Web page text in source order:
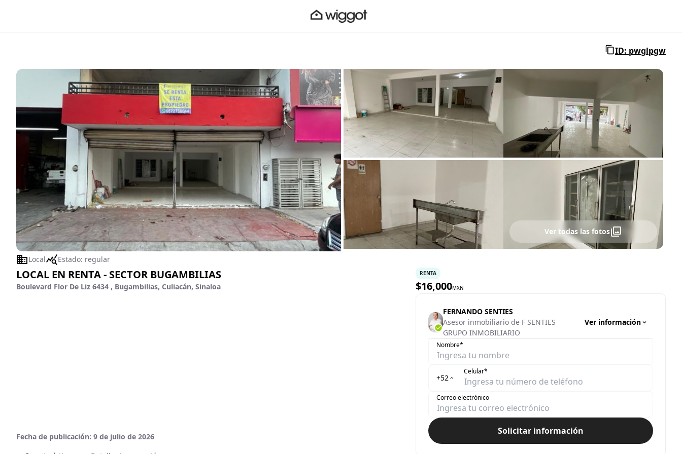
ID: pwglpgw
Ver todas las fotos
Local Estado: regular
LOCAL EN RENTA - SECTOR BUGAMBILIAS
Boulevard Flor De Liz 6434 , Bugambilias, Culiacán, Sinaloa
Fecha de publicación: 9 de julio de 2026
RENTA
$16,000MXN
FERNANDO SENTIES
Asesor inmobiliario de F SENTIES
GRUPO INMOBILIARIO
Ver información
Nombre*
+52
Celular*
Correo electrónico
Solicitar información